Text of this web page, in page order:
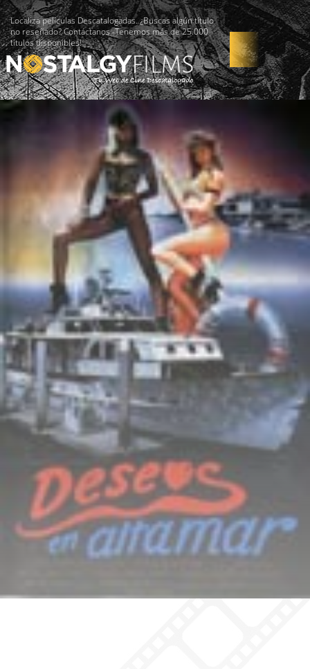
Localiza películas Descatalogadas. ¿Buscas algún título
no reseñado? Contáctanos -Tenemos más de 25.000
títulos disponibles!